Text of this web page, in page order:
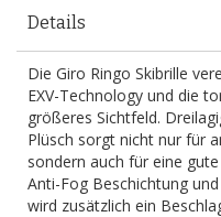
Details
Die Giro Ringo Skibrille
EXV-Technology und die
größeres Sichtfeld.
Plüsch sorgt nicht nur für
sondern auch für eine
Anti-Fog Beschichtung
wird zusätzlich ein